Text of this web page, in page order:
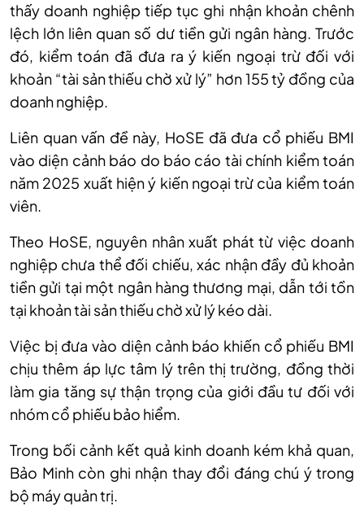
thấy doanh nghiệp tiếp tục ghi nhận khoản chênh
lệch lớn liên quan số dư tiền gửi ngân hàng. Trước
đó, kiểm toán đã đưa ra ý kiến ngoại trừ đối với
khoản “tài sản thiếu chờ xử lý” hơn 155 tỷ đồng của
doanh nghiệp.
Liên quan vấn đề này, HoSE đã đưa cổ phiếu BMI
vào diện cảnh báo do báo cáo tài chính kiểm toán
năm 2025 xuất hiện ý kiến ngoại trừ của kiểm toán
viên.
Theo HoSE, nguyên nhân xuất phát từ việc doanh
nghiệp chưa thể đối chiếu, xác nhận đầy đủ khoản
tiền gửi tại một ngân hàng thương mại, dẫn tới tồn
tại khoản tài sản thiếu chờ xử lý kéo dài.
Việc bị đưa vào diện cảnh báo khiến cổ phiếu BMI
chịu thêm áp lực tâm lý trên thị trường, đồng thời
làm gia tăng sự thận trọng của giới đầu tư đối với
nhóm cổ phiếu bảo hiểm.
Trong bối cảnh kết quả kinh doanh kém khả quan,
Bảo Minh còn ghi nhận thay đổi đáng chú ý trong
bộ máy quản trị.